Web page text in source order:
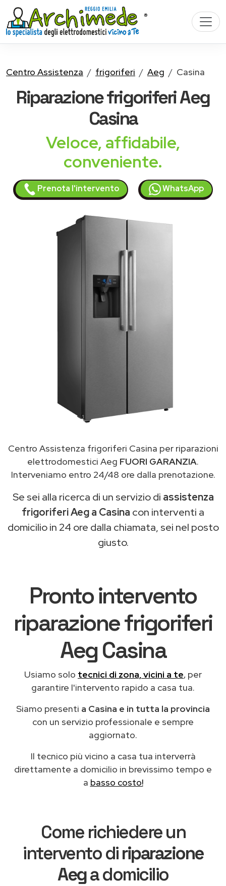
Centro Assistenza frigoriferi Aeg Casina
Riparazionefrigoriferi Aeg
Casina
Veloce, affidabile,
conveniente.
Prenota l'intervento WhatsApp
Centro Assistenza frigoriferi Casina per riparazioni
elettrodomestici Aeg FUORI GARANZIA.
Interveniamo entro 24/48 ore dalla prenotazione.
Se sei alla ricerca di un servizio di assistenza
frigoriferi Aeg a Casina con interventi a
domicilio in 24 ore dalla chiamata, sei nel posto
giusto.
Pronto intervento
riparazione frigoriferi
Aeg Casina
Usiamo solo tecnici di zona, vicini a te, per
garantire l'intervento rapido a casa tua.
Siamo presenti a Casina e in tutta la provincia
con un servizio professionale e sempre
aggiornato.
Il tecnico più vicino a casa tua interverrà
direttamente a domicilio in brevissimo tempo e
a basso costo!
Come richiedere un
intervento diriparazione
Aega domicilio